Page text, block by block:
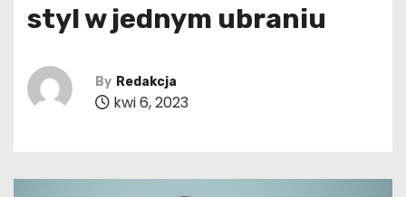
styl w jednym ubraniu
By Redakcja
kwi 6, 2023